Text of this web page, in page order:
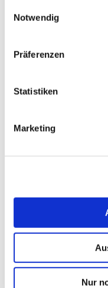
Notwendig
Präferenzen
Statistiken
Marketing
Nur
Termin vereinbaren
Phone No.: